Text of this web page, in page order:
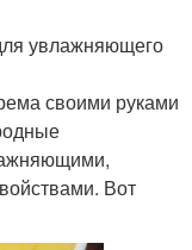
увлажняющего
своими руками
Вот